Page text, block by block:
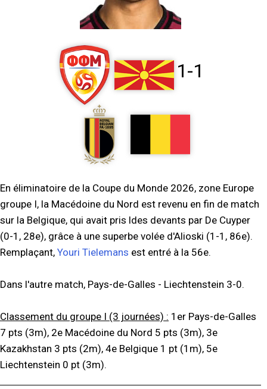
1-1
En éliminatoire de la Coupe du Monde 2026, zone Europe
groupe I, la Macédoine du Nord est revenu en fin de match
sur la Belgique, qui avait pris ldes devants par De Cuyper
(0-1, 28e), grâce à une superbe volée d'Alioski (1-1, 86e).
Remplaçant, Youri Tielemans est entré à la 56e.
Dans l'autre match, Pays-de-Galles - Liechtenstein 3-0.
Classement du groupe I (3 journées) : 1er Pays-de-Galles
7 pts (3m), 2e Macédoine du Nord 5 pts (3m), 3e
Kazakhstan 3 pts (2m), 4e Belgique 1 pt (1m), 5e
Liechtenstein 0 pt (3m).